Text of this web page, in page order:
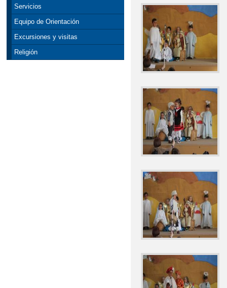
Servicios
Equipo de Orientación
Excursiones y visitas
Religión